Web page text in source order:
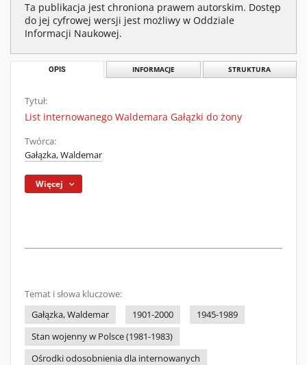
Ta publikacja jest chroniona prawem autorskim. Dostęp
do jej cyfrowej wersji jest możliwy w Oddziale
Informacji Naukowej.
OPIS INFORMACJE STRUKTURA
Tytuł:
List internowanego Waldemara Gałązki do żony
Twórca:
Gałązka, Waldemar
Więcej
Temat i słowa kluczowe:
Gałązka, Waldemar
1901-2000
1945-1989
Stan wojenny w Polsce (1981-1983)
Ośrodki odosobnienia dla internowanych